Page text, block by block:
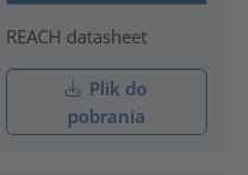
REACH datasheet
Plik do
pobrania